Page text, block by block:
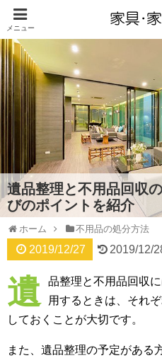
遺品整理と不用品回収
びのポイントを紹介
ホーム 不用品の処分方法
2019/12/27 2019/12/
遺
品整理と不用品回収
用するときは、それ
しておくことが大切です。
また、遺品整理の予定がある